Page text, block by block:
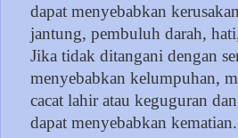
dapat menyebabkan
jantung, pembuluh darah,
Jika tidak ditangani dengan
menyebabkan kelumpuhan,
cacat lahir atau keguguran
dapat menyebabkan kematian.